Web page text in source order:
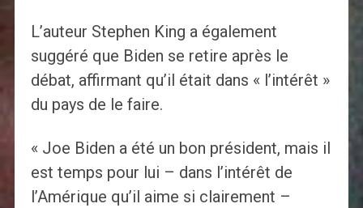
L’auteur Stephen King a également
suggéré que Biden se retire après le
débat, affirmant qu’il était dans « l’intérêt »
du pays de le faire.
« Joe Biden a été un bon président, mais il
est temps pour lui – dans l’intérêt de
l’Amérique qu’il aime si clairement – ​​